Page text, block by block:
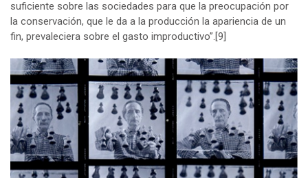
suficiente sobre las sociedades para que la preocupación por
la conservación, que le da a la producción la apariencia de un
fin, prevaleciera sobre el gasto improductivo”.[9]